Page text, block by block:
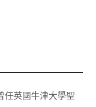
任英國牛津大學聖